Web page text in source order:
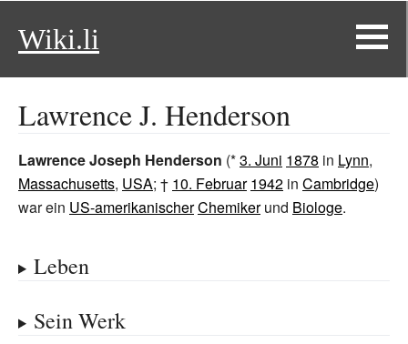
Wiki.li
Lawrence J. Henderson
Lawrence Joseph Henderson (*3. Juni 1878 in Lynn,
Massachusetts, USA; † 10. Februar 1942 in Cambridge)
war ein US-amerikanischerChemikerund Biologe.
Leben
Sein Werk